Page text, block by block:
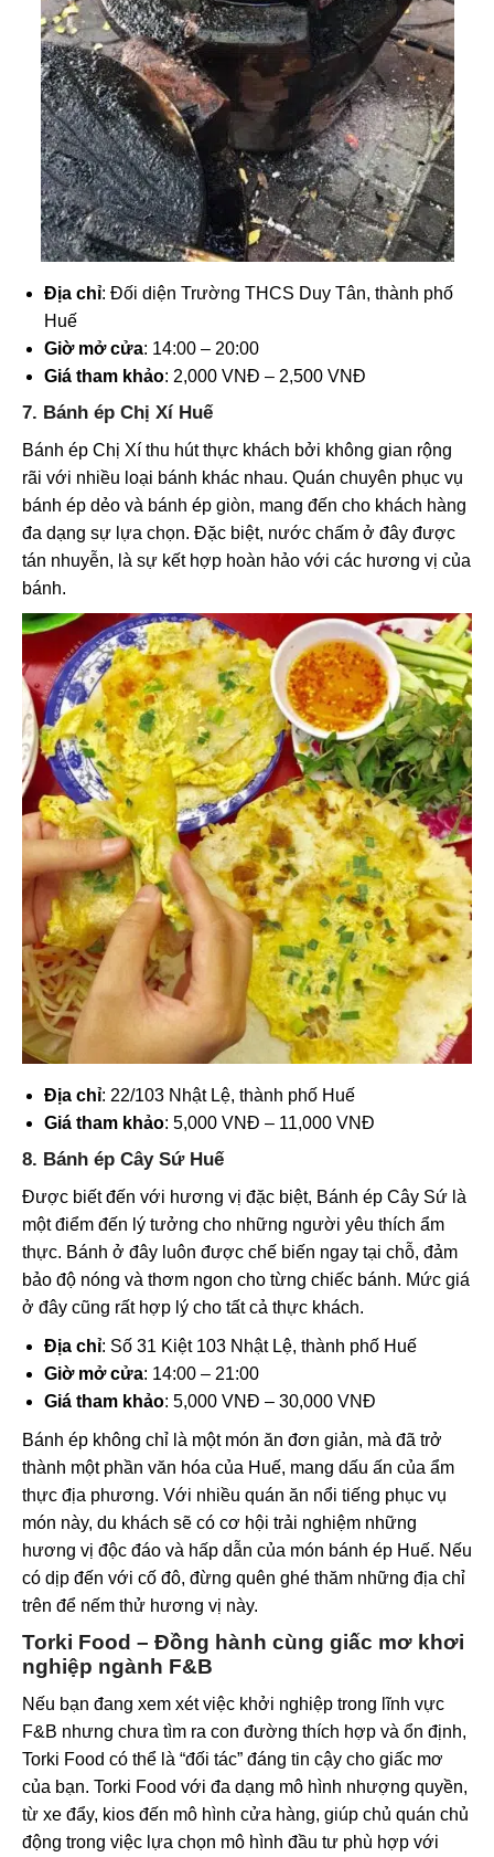
Địa chỉ: Đối diện Trường THCS Duy Tân, thành phố
Huế
Giờ mở cửa: 14:00 – 20:00
Giá tham khảo: 2,000 VNĐ – 2,500 VNĐ
7. Bánh ép Chị Xí Huế
Bánh ép Chị Xí thu hút thực khách bởi không gian rộng
rãi với nhiều loại bánh khác nhau. Quán chuyên phục vụ
bánh ép dẻo và bánh ép giòn, mang đến cho khách hàng
đa dạng sự lựa chọn. Đặc biệt, nước chấm ở đây được
tán nhuyễn, là sự kết hợp hoàn hảo với các hương vị của
bánh.
Địa chỉ: 22/103 Nhật Lệ, thành phố Huế
Giá tham khảo: 5,000 VNĐ – 11,000 VNĐ
8. Bánh ép Cây Sứ Huế
Được biết đến với hương vị đặc biệt, Bánh ép Cây Sứ là
một điểm đến lý tưởng cho những người yêu thích ẩm
thực. Bánh ở đây luôn được chế biến ngay tại chỗ, đảm
bảo độ nóng và thơm ngon cho từng chiếc bánh. Mức giá
ở đây cũng rất hợp lý cho tất cả thực khách.
Địa chỉ: Số 31 Kiệt 103 Nhật Lệ, thành phố Huế
Giờ mở cửa: 14:00 – 21:00
Giá tham khảo: 5,000 VNĐ – 30,000 VNĐ
Bánh ép không chỉ là một món ăn đơn giản, mà đã trở
thành một phần văn hóa của Huế, mang dấu ấn của ẩm
thực địa phương. Với nhiều quán ăn nổi tiếng phục vụ
món này, du khách sẽ có cơ hội trải nghiệm những
hương vị độc đáo và hấp dẫn của món bánh ép Huế. Nếu
có dịp đến với cố đô, đừng quên ghé thăm những địa chỉ
trên để nếm thử hương vị này.
Torki Food – Đồng hành cùng giấc mơ khơi
nghiệp ngành F&B
Nếu bạn đang xem xét việc khởi nghiệp trong lĩnh vực
F&B nhưng chưa tìm ra con đường thích hợp và ổn định,
Torki Food có thể là “đối tác” đáng tin cậy cho giấc mơ
của bạn. Torki Food với đa dạng mô hình nhượng quyền,
từ xe đẩy, kios đến mô hình cửa hàng, giúp chủ quán chủ
động trong việc lựa chọn mô hình đầu tư phù hợp với